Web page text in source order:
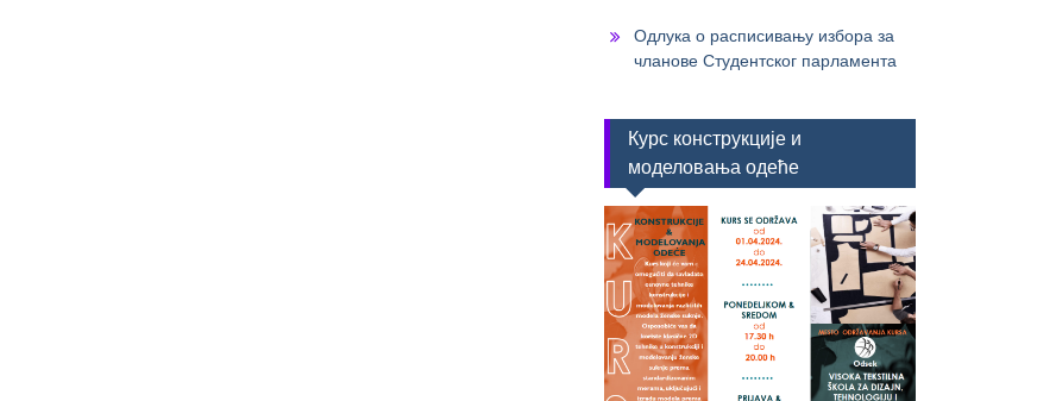
Одлука о расписивању избора за
чланове Студентског парламента
Курс конструкције и
моделовања одеће